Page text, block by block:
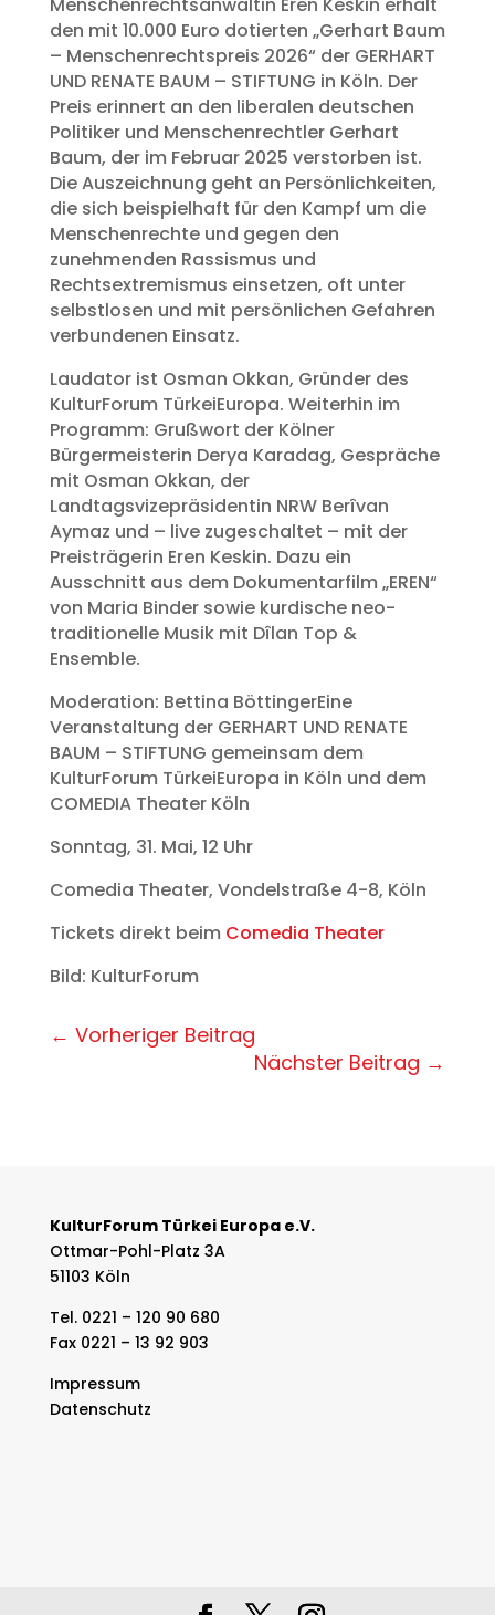
Menschenrechtsanwältin Eren Keskin erhält
den mit 10.000 Euro dotierten „Gerhart Baum
– Menschenrechtspreis 2026“ der GERHART
UND RENATE BAUM – STIFTUNG in Köln. Der
Preis erinnert an den liberalen deutschen
Politiker und Menschenrechtler Gerhart
Baum, der im Februar 2025 verstorben ist.
Die Auszeichnung geht an Persönlichkeiten,
die sich beispielhaft für den Kampf um die
Menschenrechte und gegen den
zunehmenden Rassismus und
Rechtsextremismus einsetzen, oft unter
selbstlosen und mit persönlichen Gefahren
verbundenen Einsatz.
Laudator ist Osman Okkan, Gründer des
KulturForum TürkeiEuropa. Weiterhin im
Programm: Grußwort der Kölner
Bürgermeisterin Derya Karadag, Gespräche
mit Osman Okkan, der
Landtagsvizepräsidentin NRW Berîvan
Aymaz und – live zugeschaltet – mit der
Preisträgerin Eren Keskin. Dazu ein
Ausschnitt aus dem Dokumentarfilm „EREN“
von Maria Binder sowie kurdische neo-
traditionelle Musik mit Dîlan Top &
Ensemble.
Moderation: Bettina BöttingerEine
Veranstaltung der GERHART UND RENATE
BAUM – STIFTUNG gemeinsam dem
KulturForum TürkeiEuropa in Köln und dem
COMEDIA Theater Köln
Sonntag, 31. Mai, 12 Uhr
Comedia Theater, Vondelstraße 4-8, Köln
Tickets direkt beim Comedia Theater
Bild: KulturForum
← Vorheriger Beitrag
Nächster Beitrag →
KulturForum Türkei Europa e.V.
Ottmar-Pohl-Platz 3A
51103 Köln
Tel. 0221 – 120 90 680
Fax 0221 – 13 92 903
Impressum
Datenschutz